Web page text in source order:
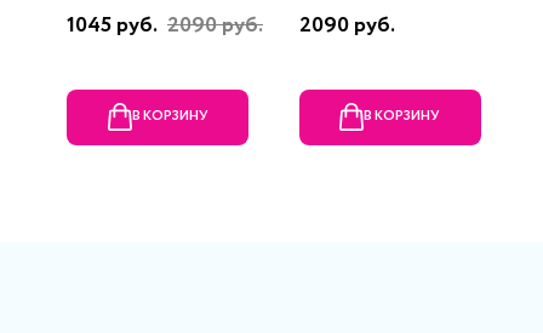
1045 руб. 2090 руб.
В КОРЗИНУ
2090 руб.
В КОРЗИНУ